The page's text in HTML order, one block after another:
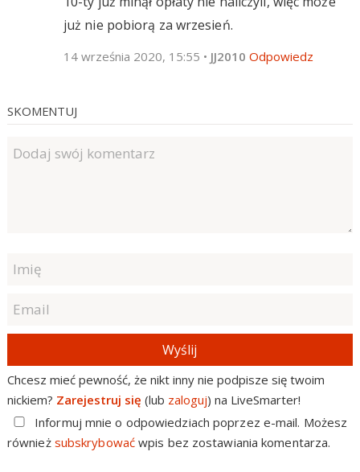
już nie pobiorą za wrzesień.
14 września 2020, 15:55 • JJ2010 Odpowiedz
SKOMENTUJ
Wyślij
Chcesz mieć pewność, że nikt inny nie podpisze się twoim
nickiem? Zarejestruj się (lub zaloguj) na LiveSmarter!
Informuj mnie o odpowiedziach poprzez e-mail. Możesz
również subskrybowaćwpis bez zostawiania komentarza.